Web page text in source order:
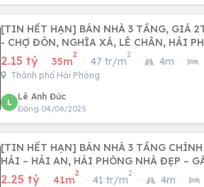
[TIN HẾT HẠN] BÁN NHÀ 3 TẦNG, GIÁ 2TY150 NGÕ TRẦN
- CHỢ ĐÔN, NGHĨA XÁ, LÊ CHÂN, HẢI
2.15 tỷ · 35m
2
· 47 tr/m
2
· 4m ·
Thành phố Hải Phòng
L
Lê Anh Đức
Đăng 04/06/2025
[TIN HẾT HẠN] BÁN NHÀ 3 TẦNG
HẢI – HẢI AN, HẢI
2.25 tỷ · 41m
2
· 41 tr/m
2
· 4m ·